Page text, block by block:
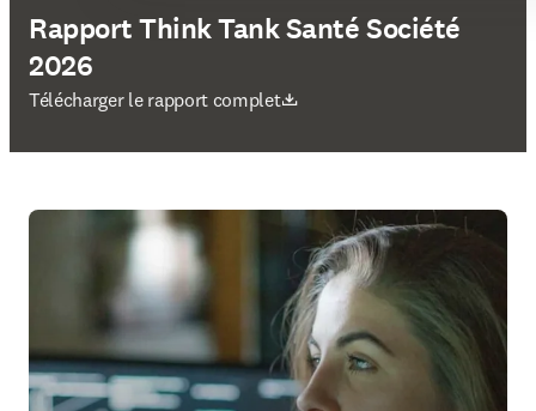
Rapport Think Tank Santé Société
2026
Télécharger le rapport complet
S’ouvre dans une nouvelle fenêtre